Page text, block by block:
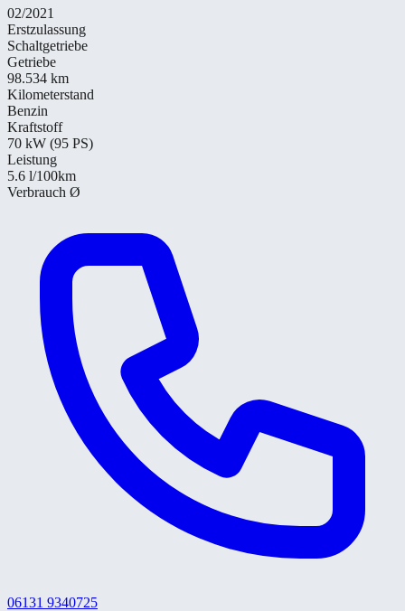
02/2021
Erstzulassung
Schaltgetriebe
Getriebe
98.534 km
Kilometerstand
Benzin
Kraftstoff
70 kW (95 PS)
Leistung
5.6 l/100km
Verbrauch Ø
06131 9340725